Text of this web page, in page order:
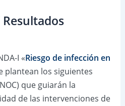
I «Riesgo de infección en
plantean los siguientes
que guiarán la
de las intervenciones de